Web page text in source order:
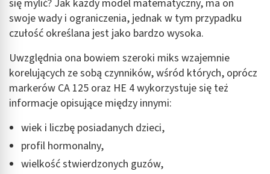
się mylić? Jak każdy model matematyczny, ma on
swoje wady i ograniczenia, jednak w tym przypadku
czułość określana jest jako bardzo wysoka.
Uwzględnia ona bowiem szeroki miks wzajemnie
korelujących ze sobą czynników, wśród których, oprócz
markerów CA 125 oraz HE 4 wykorzystuje się też
informacje opisujące między innymi:
wiek i liczbę posiadanych dzieci,
profil hormonalny,
wielkość stwierdzonych guzów,